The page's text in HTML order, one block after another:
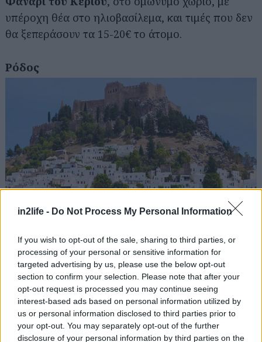
in2life - Do Not Process My Personal Information
If you wish to opt-out of the sale, sharing to third parties, or
processing of your personal or sensitive information for
targeted advertising by us, please use the below opt-out
section to confirm your selection. Please note that after your
opt-out request is processed you may continue seeing
interest-based ads based on personal information utilized by
us or personal information disclosed to third parties prior to
your opt-out. You may separately opt-out of the further
disclosure of your personal information by third parties on the
υπέροχη θέα στο ηλιοβασίλεμα, και τιμές που δεν
θα ξεπεράσουν τα 15-20€ το άτομο.
Ρόδος
Η καρδιά των Δωδεκανήσων μπορεί να σας
κουράσει με τις μεγάλες της διαδρομές –αν δεν
αποφύγετε τον πειρασμό να την γυρίσετε όλη– θα
σας ανταμείψει όμως με τις αμέτρητες επιλογές